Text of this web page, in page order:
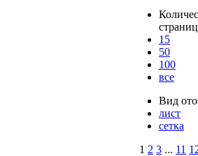
15
50
100
все
Вид
лист
сетка
1 2 3 ... 11